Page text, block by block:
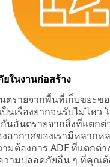
ในงานก่อสร้าง
ตรายจากพื้นที่เก็บขยะข
นเรื่องยากจนรับไม่ไหว
นอันตรายจากสิ่งที่แตกต่
อากาศของเรามีหลากห
มต้องการ ADF ที่แตกต่
ามปลอดภัยอื่น ๆ ที่คุณต้